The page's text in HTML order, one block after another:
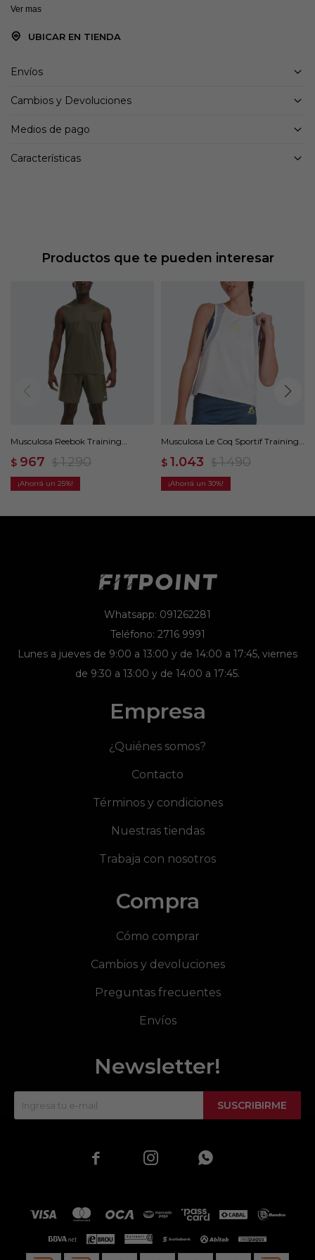
Ver mas
UBICAR EN TIENDA
Envíos
Cambios y Devoluciones
Medios de pago
Características
Productos que te pueden interesar
Musculosa Reebok Training
$ 967 $ 1.290
25
Musculosa Le Coq Sportif Training
$ 1.043 $ 1.490
30
Whatsapp: 091262281
Teléfono: 2716 9991
Lunes a jueves de 9:00 a 13:00 y de 14:00 a 17:45, viernes
de 9:30 a 13:00 y de 14:00 a 17:45.
Empresa
¿Quiénes somos?
Contacto
Términos y condiciones
Nuestras tiendas
Trabaja con nosotros
Compra
Cómo comprar
Cambios y devoluciones
Preguntas frecuentes
Envíos
Newsletter!
SUSCRIBIRME
  